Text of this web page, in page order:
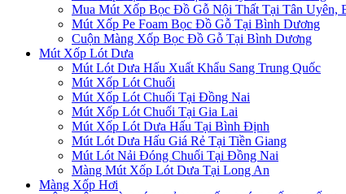
Mua Mút Xốp Bọc Đồ Gỗ Nội Thất Tại Tân Uyên,
Mút Xốp Pe Foam Bọc Đồ Gỗ Tại Bình Dương
Cuộn Màng Xốp Bọc Đồ Gỗ Tại Bình Dương
Mút Xốp Lót Dưa
Mút Lót Dưa Hấu Xuất Khẩu Sang Trung Quốc
Mút Xốp Lót Chuối
Mút Xốp Lót Chuối Tại Đồng Nai
Mút Xốp Lót Chuối Tại Gia Lai
Mút Xốp Lót Dưa Hấu Tại Bình Định
Mút Lót Dưa Hấu Giá Rẻ Tại Tiền Giang
Mút Lót Nải Đóng Chuối Tại Đồng Nai
Màng Mút Xốp Lót Dưa Tại Long An
Màng Xốp Hơi